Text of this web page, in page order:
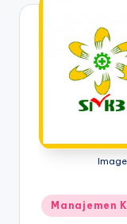
Posted
in
Manajemen